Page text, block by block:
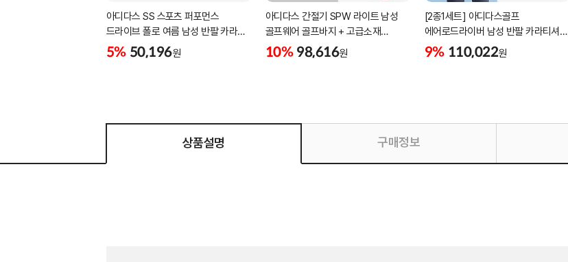
아디다스 SS 스포츠 퍼포먼스
드라이브 폴로 여름 남성 반팔 카라
티셔츠 IA5447 IA5448 IA5446
5% 50,196원
아디다스 간절기 SPW 라이트 남성
골프웨어 골프바지 + 고급소재
삼선패턴 골프벨트 세트
10% 98,616원
[2종1세트] 아디다스골프
에어로드라이버 남성 반팔 카라티셔츠
남자 골프웨어 JE8325 JG1312
9% 110,022원
상품설명 구매정보